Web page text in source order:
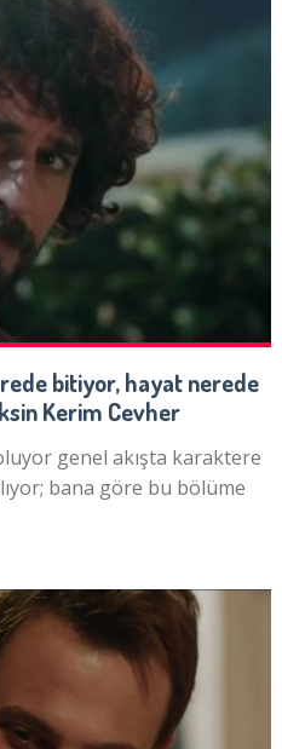
bitiyor, hayat nerede
Kerim Cevher
genel akışta karaktere
bana göre bu bölüme